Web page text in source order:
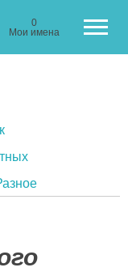
0
Мои имена